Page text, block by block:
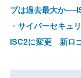
プは過去最大か
・ サイバーセキュ
ISC2に変更 新ロ